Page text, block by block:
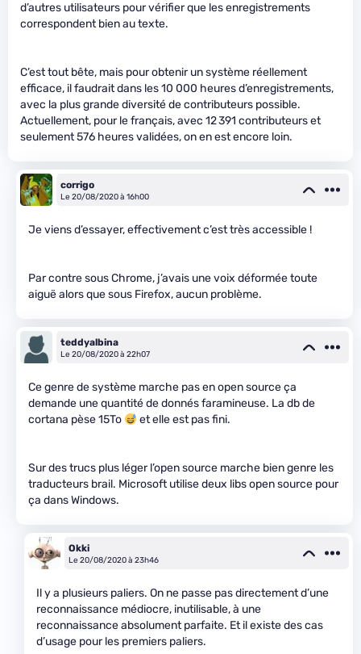
d’autres utilisateurs pour vérifier que les enregistrements
correspondent bien au texte.
C’est tout bête, mais pour obtenir un système réellement
efficace, il faudrait dans les 10 000 heures d’enregistrements,
avec la plus grande diversité de contributeurs possible.
Actuellement, pour le français, avec 12 391 contributeurs et
seulement 576 heures validées, on en est encore loin.
corrigo
Le 20/08/2020 à 16h00
Je viens d’essayer, effectivement c’est très accessible !
Par contre sous Chrome, j’avais une voix déformée toute
aiguë alors que sous Firefox, aucun problème.
teddyalbina
Le 20/08/2020 à 22h07
Ce genre de système marche pas en open source ça
demande une quantité de donnés faramineuse. La db de
cortana pèse 15To
et elle est pas fini.
Sur des trucs plus léger l’open source marche bien genre les
traducteurs brail. Microsoft utilise deux libs open source pour
ça dans Windows.
Okki
Le 20/08/2020 à 23h46
Il y a plusieurs paliers. On ne passe pas directement d’une
reconnaissance médiocre, inutilisable, à une
reconnaissance absolument parfaite. Et il existe des cas
d’usage pour les premiers paliers.